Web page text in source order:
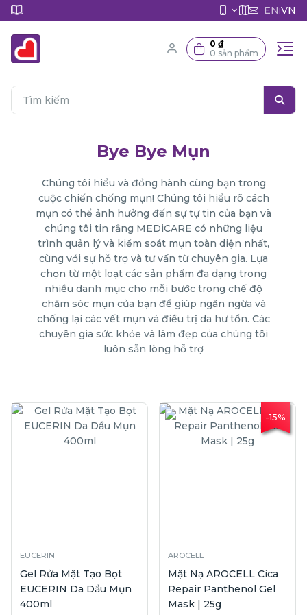
EN|VN
0 ₫
0 sản phẩm
Bye Bye Mụn
Chúng tôi hiểu và đồng hành cùng bạn trong
cuộc chiến chống mụn! Chúng tôi hiểu rõ cách
mụn có thể ảnh hưởng đến sự tự tin của bạn và
chúng tôi tin rằng MEDiCARE có những liệu
trình quản lý và kiểm soát mụn toàn diện nhất,
cùng với sự hỗ trợ và tư vấn từ chuyên gia. Lựa
chọn từ một loạt các sản phẩm đa dạng trong
nhiều danh mục cho mỗi bước trong chế độ
chăm sóc mụn của bạn để giúp ngăn ngừa và
chống lại các vết mụn và điều trị da hư tổn. Các
chuyên gia sức khỏe và làm đẹp của chúng tôi
luôn sẵn lòng hỗ trợ
EUCERIN
Gel Rửa Mặt Tạo Bọt
EUCERIN Da Dầu Mụn
400ml
-15%
AROCELL
Mặt Nạ AROCELL Cica
Repair Panthenol Gel
Mask | 25g